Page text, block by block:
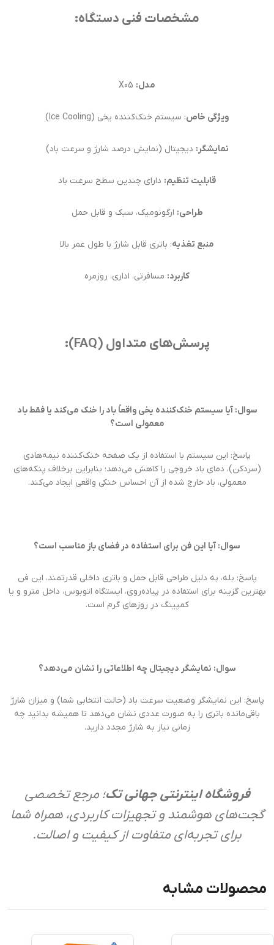
مشخصات فنی دستگاه:
مدل:
ویژگی خاص: سیستم خنک‌کننده یخی (Ice Cooling)
نمایشگر: دیجیتال (نمایش درصد شارژ و سرعت باد)
قابلیت تنظیم: دارای چندین سطح سرعت باد
طراحی: ارگونومیک، سبک و قابل حمل
منبع تغذیه: باتری قابل شارژ با طول عمر بالا
کاربرد: مسافرتی، اداری، روزمره
پرسش‌های متداول (FAQ):
سوال: آیا سیستم خنک‌کننده یخی واقعاً باد را خنک می‌کند یا فقط باد
معمولی است؟
پاسخ: این سیستم با استفاده از یک صفحه خنک‌کننده نیمه‌هادی
(سردکن)، دمای باد خروجی را کاهش می‌دهد؛ بنابراین برخلاف پنکه‌های
معمولی، باد خارج شده از آن احساس خنکی واقعی ایجاد می‌کند.
سوال: آیا این فن برای استفاده در فضای باز مناسب است؟
پاسخ: بله، به دلیل طراحی قابل حمل و باتری داخلی قدرتمند، این فن
بهترین گزینه برای استفاده در پیاده‌روی، ایستگاه اتوبوس، داخل مترو و یا
کمپینگ در روزهای گرم است.
سوال: نمایشگر دیجیتال چه اطلاعاتی را نشان می‌دهد؟
پاسخ: این نمایشگر وضعیت سرعت باد (حالت انتخابی شما) و میزان شارژ
باقی‌مانده باتری را به صورت عددی نشان می‌دهد تا همیشه بدانید چه
زمانی نیاز به شارژ مجدد دارید.
فروشگاه اینترنتی جهانی تک؛ مرجع تخصصی
گجت‌های هوشمند و تجهیزات کاربردی، همراه شما
برای تجربه‌ای متفاوت از کیفیت و اصالت.
محصولات مشابه